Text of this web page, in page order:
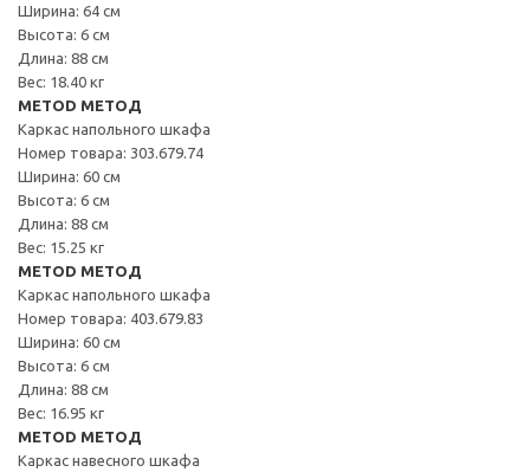
Ширина: 64 см
Высота: 6 см
Длина: 88 см
Вес: 18.40 кг
METOD МЕТОД
Каркас напольного шкафа
Номер товара: 303.679.74
Ширина: 60 см
Высота: 6 см
Длина: 88 см
Вес: 15.25 кг
METOD МЕТОД
Каркас напольного шкафа
Номер товара: 403.679.83
Ширина: 60 см
Высота: 6 см
Длина: 88 см
Вес: 16.95 кг
METOD МЕТОД
Каркас навесного шкафа